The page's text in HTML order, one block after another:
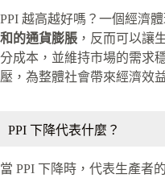
PPI 越高越好嗎？一個經濟
和的通貨膨脹 ，反而可以讓
分成本，並維持市場的需求
壓，為整體社會帶來經濟效
PPI 下降代表什麼？
當 PPI 下降時，代表生產者